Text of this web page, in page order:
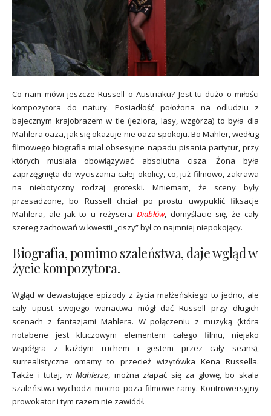
Co nam mówi jeszcze Russell o Austriaku? Jest tu dużo o miłości
kompozytora do natury. Posiadłość położona na odludziu z
bajecznym krajobrazem w tle (jeziora, lasy, wzgórza) to była dla
Mahlera oaza, jak się okazuje nie oaza spokoju. Bo Mahler, według
filmowego biografia miał obsesyjne napadu pisania partytur, przy
których musiała obowiązywać absolutna cisza. Żona była
zaprzęgnięta do wyciszania całej okolicy, co, już filmowo, zakrawa
na niebotyczny rodzaj groteski. Mniemam, że sceny były
przesadzone, bo Russell chciał po prostu uwypuklić fiksacje
Mahlera, ale jak to u reżysera Diabłów, domyślacie się, że cały
szereg zachowań w kwestii „ciszy” był co najmniej niepokojący.
Biografia, pomimo szaleństwa, daje wgląd w
życie kompozytora.
Wgląd w dewastujące epizody z życia małżeńskiego to jedno, ale
cały upust swojego wariactwa mógł dać Russell przy długich
scenach z fantazjami Mahlera. W połączeniu z muzyką (która
notabene jest kluczowym elementem całego filmu, niejako
współgra z każdym ruchem i gestem przez cały seans),
surrealistyczne omamy to przecież wizytówka Kena Russella.
Także i tutaj, wMahlerze , można złapać się za głowę, bo skala
szaleństwa wychodzi mocno poza filmowe ramy. Kontrowersyjny
prowokator i tym razem nie zawiódł.